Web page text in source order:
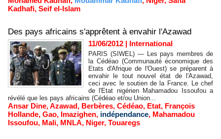
Kadhafi, Seif el-Islam
Des pays africains s'apprêtent à envahir l'Azawad
11/06/2012 | International
PARIS (SIWEL) — Les pays membres de
la Cédéao (Communauté économique des
Etats d'Afrique de l'Ouest) se préparent à
envahir le tout nouvel état de l'Azawad,
ceci avec le soutien de la France. Le chef
de l'Etat nigérien Mahamadou Issoufou a
révélé que les pays africains (Cédéao et/ou Union...
Ansar Dine,Azawad, Berbères, Cédéao, Etat, François
Hollande, Gao, Imazighen, indépendance, Mahamadou
Issoufou, Mali, MNLA, Niger, Touaregs